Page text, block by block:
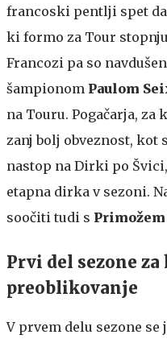
francoski pentlji spet
ki formo za Tour
Francozi pa so
šampionom Paulom
na Touru. Pogačarja, za
zanj bolj obveznost, kot
nastop na Dirki po
etapna dirka v sezoni.
soočiti tudi s
Prvi del sezone
preoblikovanje
V prvem delu sezone se